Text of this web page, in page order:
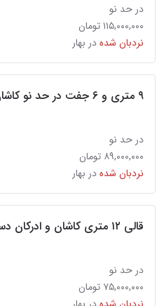
در حد نو
۱۱۵,۰۰۰,۰۰۰ تومان
نردبان شدهدر بهار
۹ متری و ۶ جفت در حد نو کاشان و اردکان پشم ریز
در حد نو
۸۹,۰۰۰,۰۰۰ تومان
نردبان شدهدر بهار
قالی ۱۲ متری کاشان و ادرکان دستباف
در حد نو
۷۵,۰۰۰,۰۰۰ تومان